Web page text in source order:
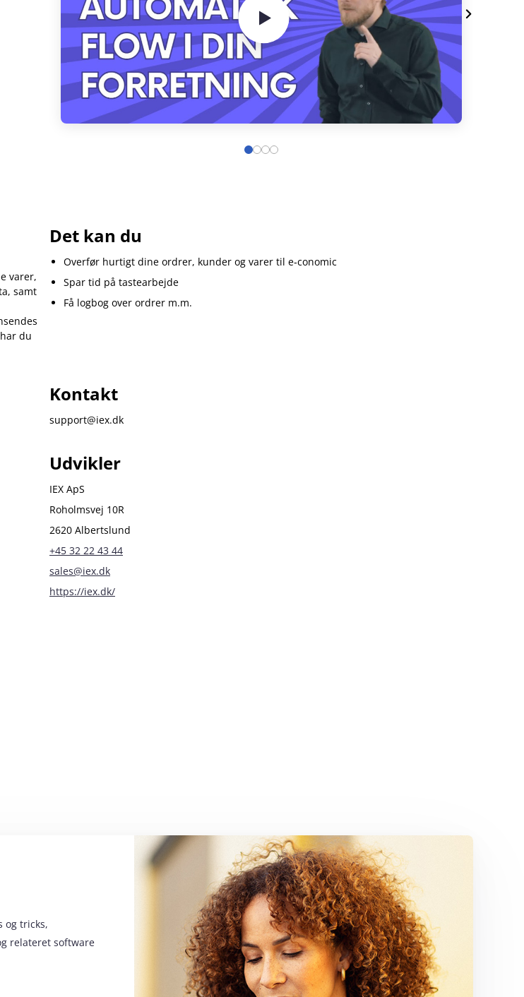
varer,
samt
du
Det kan du
Overfør hurtigt dine ordrer, kunder og varer til e‑conomic
Spar tid på tastearbejde
Få logbog over ordrer m.m.
Kontakt
support@iex.dk
Udvikler
IEX ApS
Roholmsvej 10R
2620 Albertslund
+45 32 22 43 44
sales@iex.dk
https://iex.dk/
og tricks,
relateret software